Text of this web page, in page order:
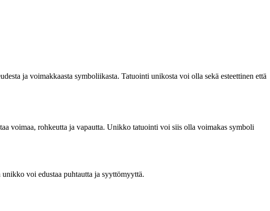
ja voimakkaasta symboliikasta. Tatuointi unikosta voi olla sekä esteettinen että
voimaa, rohkeutta ja vapautta. Unikko tatuointi voi siis olla voimakas symboli
voi edustaa puhtautta ja syyttömyyttä.